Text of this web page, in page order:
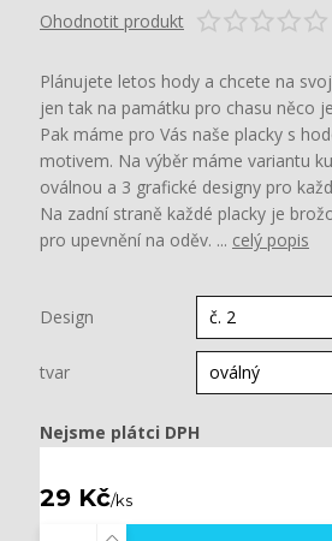
Ohodnotit produkt
Plánujete letos hody a chcete na
jen tak na památku pro chasu něco
Pak máme pro Vás naše placky s
motivem. Na výběr máme variantu
oválnou a 3 grafické designy pro
Na zadní straně každé placky je
pro upevnění na oděv. ... celý popis
Design
tvar
Nejsme plátci DPH
29 Kč/ks